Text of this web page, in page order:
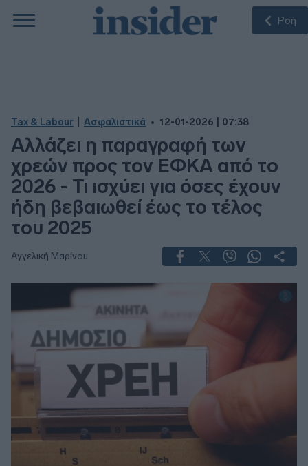
Ροή
Tax & Labour Ασφαλιστικά 12-01-2026 | 07:38
Αλλάζει η παραγραφή των
χρεών προς τον ΕΦΚΑ από το
2026 - Τι ισχύει για όσες έχουν
ήδη βεβαιωθεί έως το τέλος
του 2025
Αγγελική Μαρίνου